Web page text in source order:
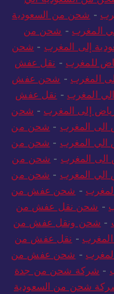
- شحن من السعودية
المغرب - شحن من
إلى المغرب - شحن
للمغرب - نقل عفش
المغرب - شحن عفش
المغرب - نقل عفش
إلى المغرب - شحن
المغرب - شحن من
المغرب - شحن من
المغرب - شحن من
المغرب - شحن من
- شحن عفش من
- شحن نقل عفش من
- شحن ونقل عفش من
- نقل عفش من
- شحن عفش من
- شركة شحن من جدة
شحن من السعودية